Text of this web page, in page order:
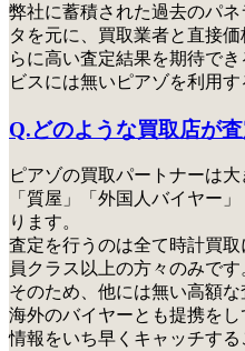
弊社に蓄積された過去のパ
タを元に、買取業者と直接
らに高い査定結果を期待で
ビスには無いピアゾを利用す
Q.どのような買取店が
ピアゾの買取パートナーは
「質屋」「外国人バイヤー
ります。
査定を行うのは全て時計買
員クラス以上の方々のみです
そのため、他には無い高額
海外のバイヤーとも提携を
情報をいち早くキャッチす